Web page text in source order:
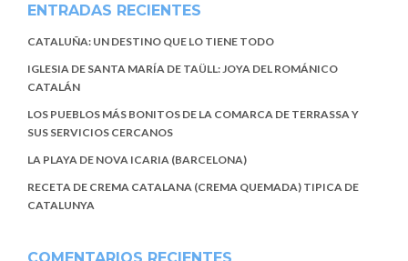
ENTRADAS RECIENTES
CATALUÑA: UN DESTINO QUE LO TIENE TODO
IGLESIA DE SANTA MARÍA DE TAÜLL: JOYA DEL ROMÁNICO
CATALÁN
LOS PUEBLOS MÁS BONITOS DE LA COMARCA DE TERRASSA Y
SUS SERVICIOS CERCANOS
LA PLAYA DE NOVA ICARIA (BARCELONA)
RECETA DE CREMA CATALANA (CREMA QUEMADA) TIPICA DE
CATALUNYA
COMENTARIOS RECIENTES